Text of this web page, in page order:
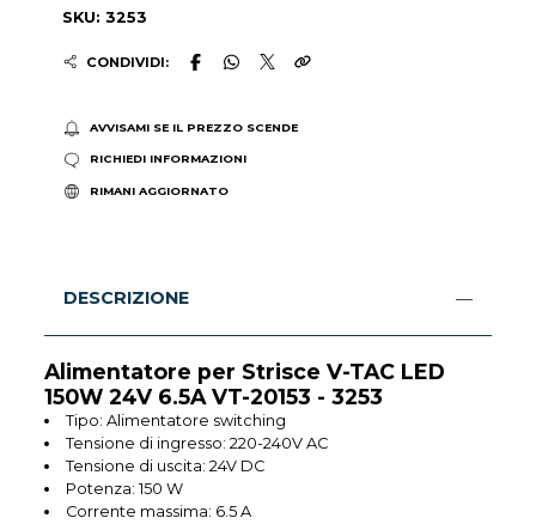
SKU: 3253
CONDIVIDI:
AVVISAMI SE IL PREZZO SCENDE
RICHIEDI INFORMAZIONI
RIMANI AGGIORNATO
DESCRIZIONE
Alimentatore per Strisce V-TAC LED
150W 24V 6.5A VT-20153 - 3253
Tipo: Alimentatore switching
Tensione di ingresso: 220-240V AC
Tensione di uscita: 24V DC
Potenza: 150 W
Corrente massima: 6.5 A